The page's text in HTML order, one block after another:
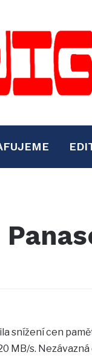
snížení cen
MB/s.